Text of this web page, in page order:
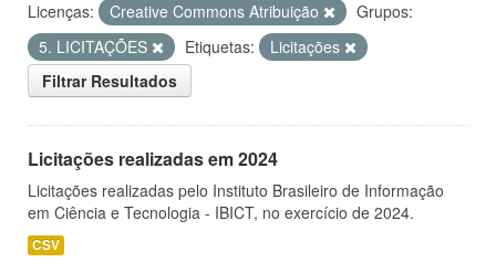
Licenças: Creative Commons Atribuição
Grupos:
5. LICITAÇÕES
Etiquetas:
Licitações
Filtrar Resultados
Licitações realizadas em 2024
Licitações realizadas pelo Instituto Brasileiro de Informação
em Ciência e Tecnologia - IBICT, no exercício de 2024.
CSV